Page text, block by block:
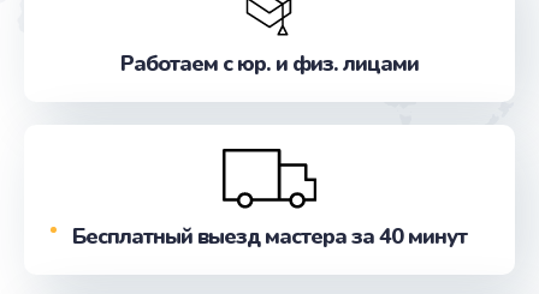
от 600 руб.
Заказать
от 960 руб.
Заказать
Ремонт цепей питания
от 2500 руб.
Работаем с юр. и физ. лицами
Бесплатный выезд мастера за 40 минут